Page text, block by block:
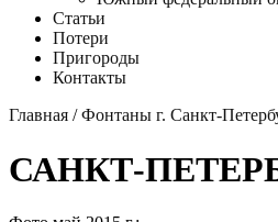
Статьи
Потери
Пригороды
Контакты
Главная /Фонтаны г. Санкт-
САНКТ-